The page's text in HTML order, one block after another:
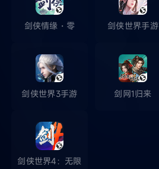
剑侠情缘・零 剑侠世界手游
剑侠世界3手游 剑网1归来
剑侠世界4：无限